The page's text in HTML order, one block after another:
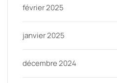
février 2025
janvier 2025
décembre 2024